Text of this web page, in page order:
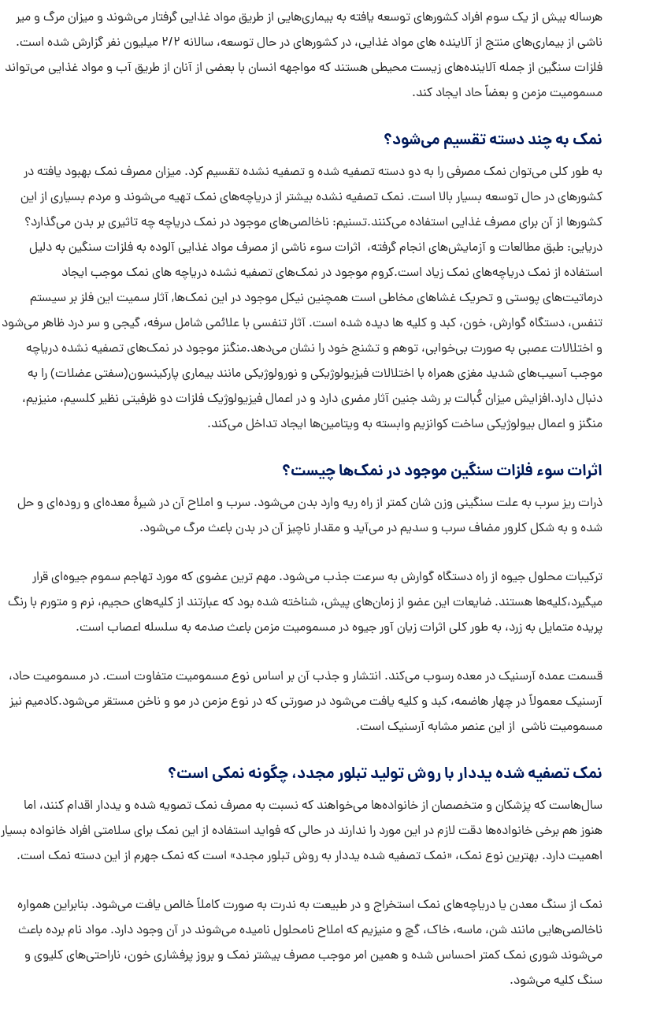
هرساله بیش از یک سوم افراد کشورهای توسعه یافته به بیماری‌هایی از طریق مواد غذایی گرفتار می‌شوند و میزان مرگ و میر
ناشی از بیماری‌های منتج از آلاینده های مواد غذایی، در کشورهای در حال توسعه، سالانه ۲/۲ میلیون نفر گزارش شده است.
فلزات سنگین از جمله آلاینده‌های زیست محیطی هستند که مواجهه انسان با بعضی از آنان از طریق آب و مواد غذایی می‌تواند
مسمومیت مزمن و بعضاً حاد ایجاد کند.
نمک‌ به چند دسته تقسیم می‌شود؟
به طور کلی می‌توان نمک مصرفی را به دو دسته تصفیه شده و تصفیه نشده تقسیم کرد. میزان مصرف نمک بهبود یافته در
کشورهای در حال توسعه بسیار بالا است. نمک تصفیه نشده بیشتر از دریاچه‌های نمک تهیه می‌شوند و مردم بسیاری از این
کشورها از آن برای مصرف غذایی استفاده می‌کنند.تسنیم: ناخالصی‌های موجود در نمک دریاچه چه تاثیری بر بدن می‌گذارد؟
دریایی: طبق مطالعات و آزمایش‌های انجام گرفته، اثرات سوء ناشی از مصرف مواد غذایی آلوده به فلزات سنگین به دلیل
استفاده از نمک دریاچه‌های نمک زیاد است.کروم موجود در نمک‌های تصفیه نشده دریاچه های نمک موجب ایجاد
درماتیت‌های پوستی و تحریک غشاهای مخاطی است همچنین نیکل موجود در این نمک‌ها, آثار سمیت این فلز بر سیستم
تنفس، دستگاه گوارش، خون، کبد و کلیه ها دیده شده است. آثار تنفسی با علائمی شامل سرفه، گیجی و سر درد ظاهر می‌شود
و اختلالات عصبی به صورت بی‌خوابی، توهم و تشنج خود را نشان می‌دهد.منگنز موجود در نمک‌های تصفیه نشده دریاچه
موجب آسیب‌های شدید مغزی همراه با اختلالات فیزیولوژیکی و نورولوژیکی مانند بیماری پارکینسون(سفتی عضلات) را به
دنبال دارد.افزایش میزان کُبالت بر رشد جنین آثار مضری دارد و در اعمال فیزیولوژیک فلزات دو ظرفیتی نظیر کلسیم، منیزیم،
منگنز و اعمال بیولوژیکی ساخت کوانزیم وابسته به ویتامین‌ها ایجاد تداخل می‌کند.
اثرات سوء فلزات سنگین موجود در نمک‌ها چیست؟
ذرات ریز سرب به علت سنگینی وزن شان کمتر از راه ریه وارد بدن می‌شود. سرب و املاح آن در شیرۀ معده‌ای و روده‌ای و حل
شده و به شکل کلرور مضاف سرب و سدیم در می‌آید و مقدار ناچیز آن در بدن باعث مرگ می‌شود.
ترکیبات محلول جیوه از راه دستگاه گوارش به سرعت جذب می‌شود. مهم ترین عضوی که مورد تهاجم سموم جیوه‌ای قرار
میگیرد،کلیه‌ها هستند. ضایعات این عضو از زمان‌های پیش، شناخته شده بود که عبارتند از کلیه‌های حجیم، نرم و متورم با رنگ
پریده متمایل به زرد، به طور کلی اثرات زیان آور جیوه در مسمومیت مزمن باعث صدمه به سلسله اعصاب است.
قسمت عمده آرسنیک در معده رسوب می‌کند. انتشار و جذب آن بر اساس نوع مسمومیت متفاوت است. در مسمومیت حاد،
آرسنیک معمولاً در چهار هاضمه، کبد و کلیه یافت می‌شود در صورتی که در نوع مزمن در مو و ناخن مستقر می‌شود.کادمیم نیز
مسمومیت ناشی از این عنصر مشابه آرسنیک است.
نمک تصفیه شده یددار با روش تولید تبلور مجدد، چگونه نمکی است؟
سال‌هاست که پزشکان و متخصصان از خانواده‌ها می‌خواهند که نسبت به مصرف نمک تصویه شده و یددار اقدام کنند، اما
هنوز هم برخی خانواده‌ها دقت لازم در این مورد را ندارند در حالی که فواید استفاده از این نمک برای سلامتی افراد خانواده بسیار
اهمیت دارد. بهترین نوع نمک، «نمک تصفیه شده یددار به روش تبلور مجدد» است که نمک جهرم از این دسته نمک است.
نمک از سنگ معدن یا دریاچه‌های نمک استخراج و در طبیعت به ندرت به صورت کاملاً خالص یافت می‌شود. بنابراین همواره
ناخالصی‌هایی مانند شن، ماسه، خاک، گچ و منیزیم که املاح نامحلول نامیده می‌شوند در آن وجود دارد. مواد نام برده باعث
می‌شوند شوری نمک کمتر احساس شده و همین امر موجب مصرف بیشتر نمک و بروز پرفشاری خون، ناراحتی‌های کلیوی و
سنگ کلیه می‌شود.